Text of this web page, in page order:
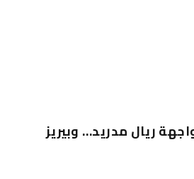
ريال مدريد… وبيريز